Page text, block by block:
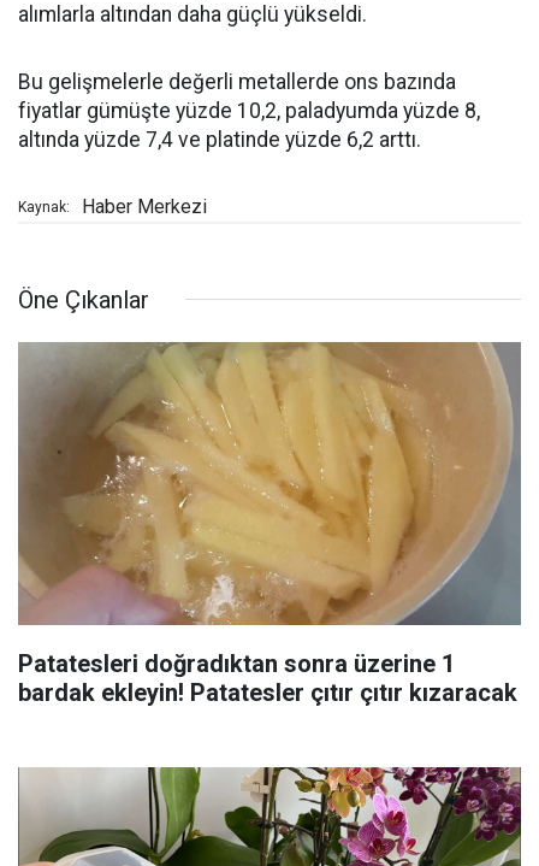
alımlarla altından daha güçlü yükseldi.
Bu gelişmelerle değerli metallerde ons bazında
fiyatlar gümüşte yüzde 10,2, paladyumda yüzde 8,
altında yüzde 7,4 ve platinde yüzde 6,2 arttı.
Kaynak: Haber Merkezi
Öne Çıkanlar
Patatesleri doğradıktan sonra üzerine 1
bardak ekleyin! Patatesler çıtır çıtır kızaracak